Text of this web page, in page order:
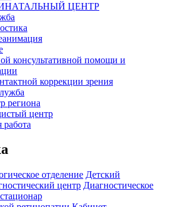
ЦЕНТР
консультативной помощи и
коррекции зрения
региона
центр
работа
отделение Детский
центр Диагностическое